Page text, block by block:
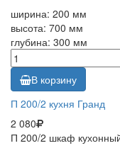
ширина: 200 мм
высота: 700 мм
глубина: 300 мм
В корзину
П 200/2 кухня Гранд
2 080
П 200/2 шкаф